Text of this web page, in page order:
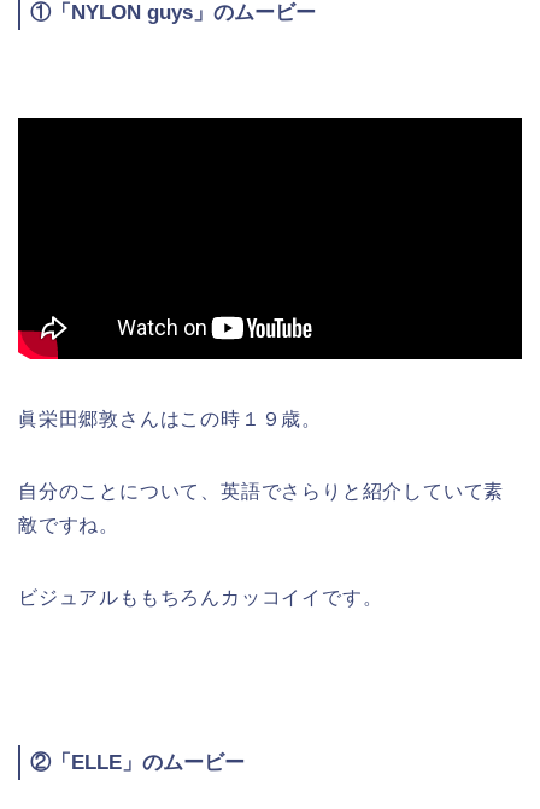
①「NYLON guys」のムービー
眞栄田郷敦さんはこの時１９歳。
自分のことについて、英語でさらりと紹介していて素
敵ですね。
ビジュアルももちろんカッコイイです。
②「ELLE」のムービー